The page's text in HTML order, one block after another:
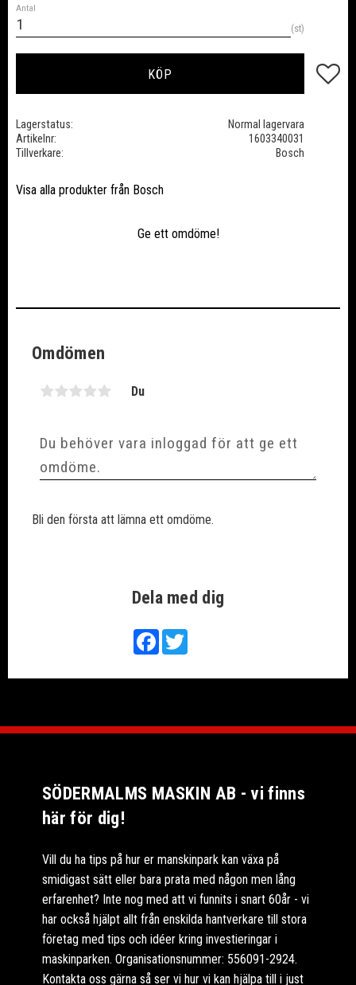
Antal
st
KÖP Lägg
Lagerstatus
Normal lagervara
Artikelnr
1603340031
Tillverkare
Bosch
Visa alla produkter från Bosch
Ge ett omdöme!
Dela med dig
FacebookTwitter
Omdömen
Du
Bli den första att lämna ett omdöme.
SÖDERMALMS MASKIN AB - vi finns
här för dig!
Vill du ha tips på hur er manskinpark kan växa på
smidigast sätt eller bara prata med någon men lång
erfarenhet? Inte nog med att vi funnits i snart 60år - vi
har också hjälpt allt från enskilda hantverkare till stora
företag med tips och idéer kring investieringar i
maskinparken. Organisationsnummer: 556091-2924.
Kontakta oss gärna så ser vi hur vi kan hjälpa till i just